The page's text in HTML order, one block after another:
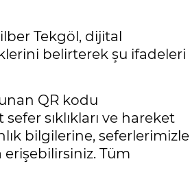
Tekgöl, dijital
belirterek şu ifadeleri
QR kodu
sıklıkları ve hareket
bilgilerine, seferlerimizle
Tüm